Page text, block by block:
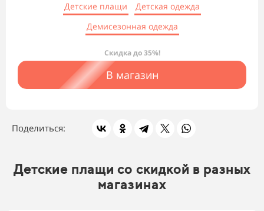
Детские плащи
Детская одежда
Демисезонная одежда
Скидка до 35%!
В магазин
Поделиться:
Детские плащи со скидкой в разных
магазинах